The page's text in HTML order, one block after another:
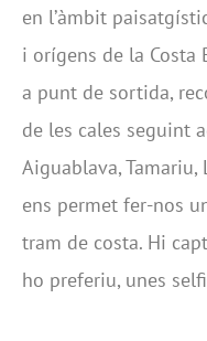
en l’àmbit
i orígens de la Costa
a punt de sortida,
de les cales seguint
Aiguablava,
ens permet fer-nos
tram de costa. Hi
ho preferiu, unes